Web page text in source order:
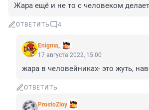
Жара ещё и не то с человеком
ОТВЕТИТЬ 4
Enigma_
17 августа 2022, 15:00
жара в человейниках- это жуть,
ОТВЕТИТЬ
ProstoZloy